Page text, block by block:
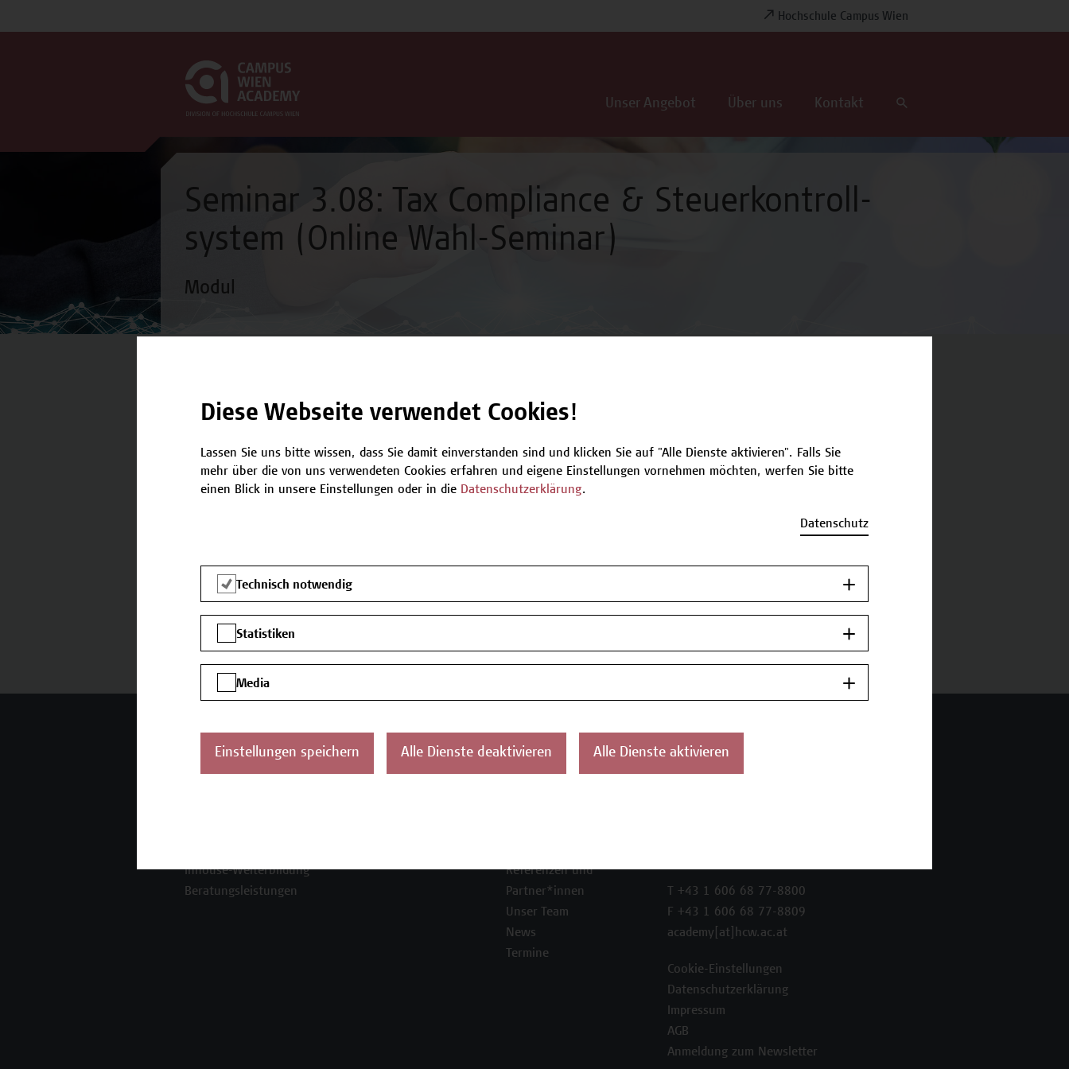
Hochschule Campus Wien
Unser Angebot Über uns Kontakt
Seminar 3.08: Tax Compliance & Steuerkontroll-
system (Online Wahl-Seminar)
Modul
Termine und Bewerbung
Zurück zum
Inhouse-Weiterbildung
Beratungsleistungen
Referenzen und
Partner*innen
Unser Team
News
Termine
T +43 1 606 68 77-8800
F +43 1 606 68 77-8809
academy[at]hcw.ac.at
Cookie-Einstellungen
Datenschutzerklärung
Impressum
AGB
Anmeldung zum Newsletter
Diese Webseite verwendet Cookies!
Lassen Sie uns bitte wissen, dass Sie damit einverstanden sind und klicken Sie auf "Alle Dienste aktivieren". Falls Sie
mehr über die von uns verwendeten Cookies erfahren und eigene Einstellungen vornehmen möchten, werfen Sie bitte
einen Blick in unsere Einstellungen oder in die Datenschutzerklärung.
Datenschutz
Technisch notwendig
Statistiken
Media
Einstellungen speichern Alle Dienste deaktivieren Alle Dienste aktivieren